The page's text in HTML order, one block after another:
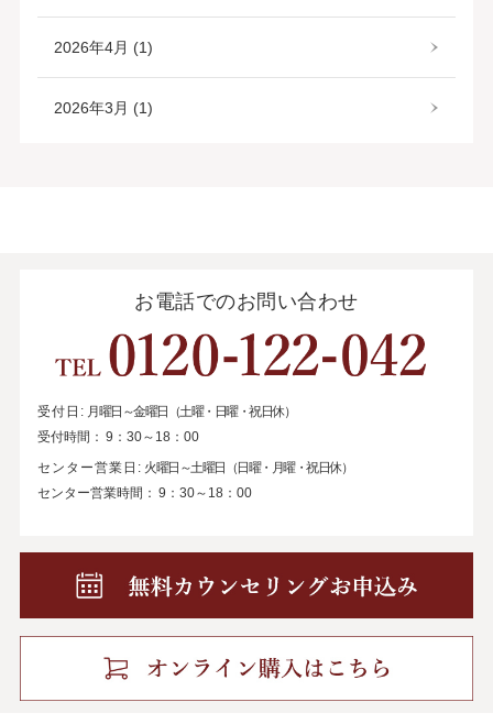
2026年4月 (1)
2026年3月 (1)
お電話でのお問い合わせ
受付日: 月曜日～金曜日（土曜・日曜・祝日休）
受付時間： 9：30～18：00
センター営業日: 火曜日～土曜日（日曜・月曜・祝日休）
センター営業時間： 9：30～18：00